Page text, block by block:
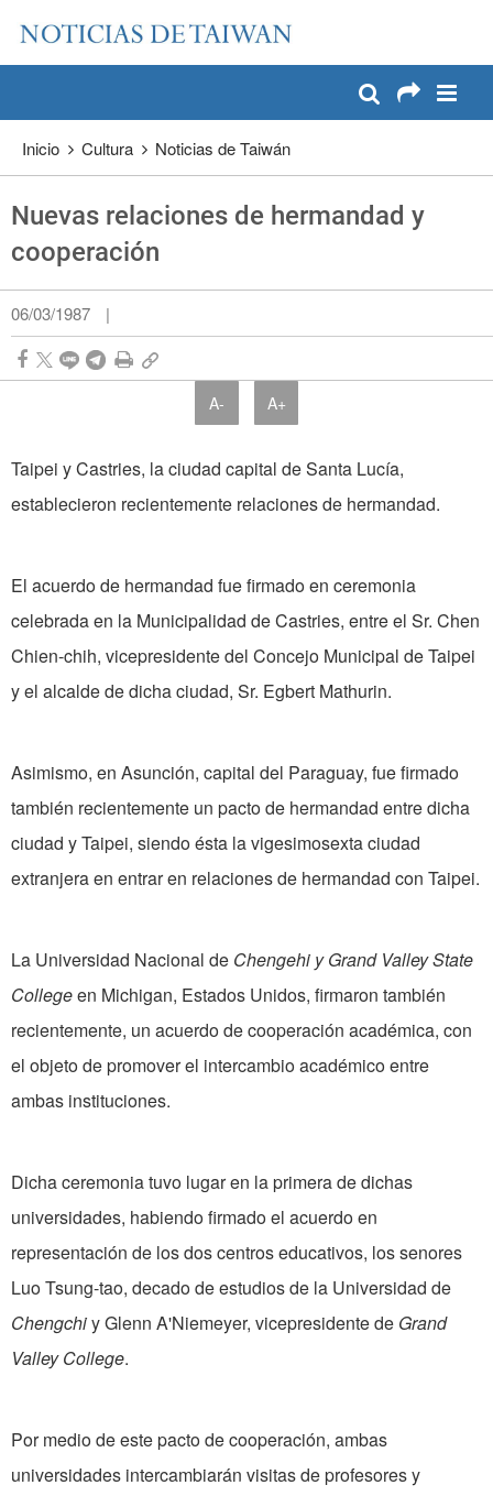
Pase a contenido principal
Inicio Cultura Noticias de Taiwán
Nuevas relaciones de hermandad y
cooperación
06/03/1987 |
A- A+
Taipei y Castries, la ciudad capital de Santa Lucía,
establecieron recientemente relaciones de hermandad.
El acuerdo de hermandad fue firmado en ceremonia
celebrada en la Municipalidad de Castries, entre el Sr. Chen
Chien-chih, vicepresidente del Concejo Municipal de Taipei
y el alcalde de dicha ciudad, Sr. Egbert Mathurin.
Asimismo, en Asunción, capital del Paraguay, fue firmado
también recientemente un pacto de hermandad entre dicha
ciudad y Taipei, siendo ésta la vigesimosexta ciudad
extranjera en entrar en relaciones de hermandad con Taipei.
La Universidad Nacional de Chengehi y Grand Valley State
Collegeen Michigan, Estados Unidos, firmaron también
recientemente, un acuerdo de cooperación académica, con
el objeto de promover el intercambio académico entre
ambas instituciones.
Dicha ceremonia tuvo lugar en la primera de dichas
universidades, habiendo firmado el acuerdo en
representación de los dos centros educativos, los senores
Luo Tsung-tao, decado de estudios de la Universidad de
Chengchiy Glenn A'Niemeyer, vicepresidente de Grand
Valley College.
Por medio de este pacto de cooperación, ambas
universidades intercambiarán visitas de profesores y